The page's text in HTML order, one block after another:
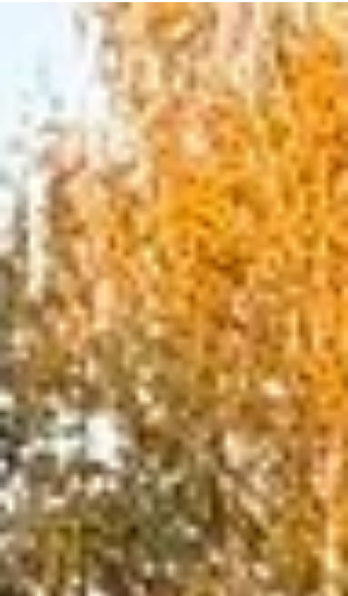
docela potrápily. Kvůli pracovním
povinnostem a dovoleným jsme se sešli
tentokrát v menší sestavě, ale příprava na
červencové zkoušky jela naplno i ve dvou
družstvech na sutinách i plochách. Po
tréninku jsme navíc přidali i krátký vodní
výcvik pro zchlazení. A samozřejmě
nechyběl ranní pravidelný nedělní rituál -
socializační rozcvička. Nezaháleli jsme ani
pracovně – stihli jsme rozřezat a navozit s